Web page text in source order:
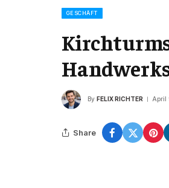
GESCHÄFT
By FELIX RICHTER April
Share